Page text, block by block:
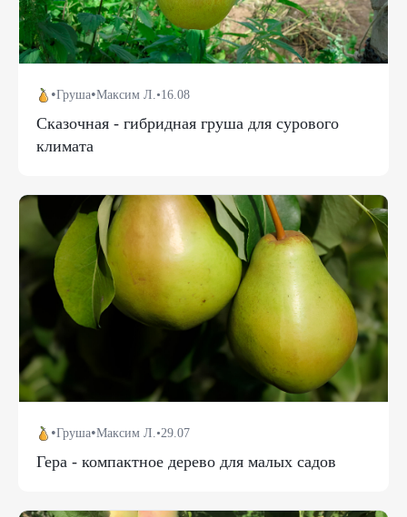
•Груша•Максим Л.•16.08
Сказочная - гибридная груша для сурового
климата
•Груша•Максим Л.•29.07
Гера - компактное дерево для малых садов